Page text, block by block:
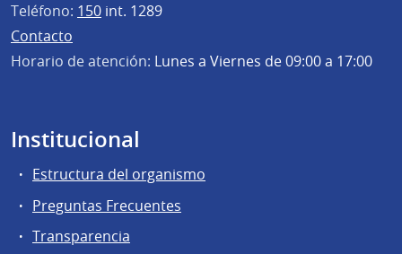
Teléfono: 150 int. 1289
Contacto
Horario de atención: Lunes a Viernes de 09:00 a 17:00
Institucional
Estructura del organismo
Preguntas Frecuentes
Transparencia